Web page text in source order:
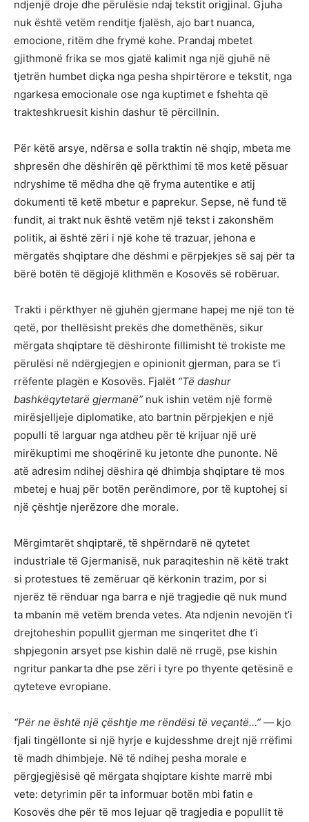
ndjenjë droje dhe përulësie ndaj tekstit origjinal. Gjuha
nuk është vetëm renditje fjalësh, ajo bart nuanca,
emocione, ritëm dhe frymë kohe. Prandaj mbetet
gjithmonë frika se mos gjatë kalimit nga një gjuhë në
tjetrën humbet diçka nga pesha shpirtërore e tekstit, nga
ngarkesa emocionale ose nga kuptimet e fshehta që
trakteshkruesit kishin dashur të përcillnin.
Për këtë arsye, ndërsa e solla traktin në shqip, mbeta me
shpresën dhe dëshirën që përkthimi të mos ketë pësuar
ndryshime të mëdha dhe që fryma autentike e atij
dokumenti të ketë mbetur e paprekur. Sepse, në fund të
fundit, ai trakt nuk është vetëm një tekst i zakonshëm
politik, ai është zëri i një kohe të trazuar, jehona e
mërgatës shqiptare dhe dëshmi e përpjekjes së saj për ta
bërë botën të dëgjojë klithmën e Kosovës së robëruar.
Trakti i përkthyer në gjuhën gjermane hapej me një ton të
qetë, por thellësisht prekës dhe domethënës, sikur
mërgata shqiptare të dëshironte fillimisht të trokiste me
përulësi në ndërgjegjen e opinionit gjerman, para se t’i
rrëfente plagën e Kosovës. Fjalët “Të dashur
bashkëqytetarë gjermanë” nuk ishin vetëm një formë
mirësjelljeje diplomatike, ato bartnin përpjekjen e një
populli të larguar nga atdheu për të krijuar një urë
mirëkuptimi me shoqërinë ku jetonte dhe punonte. Në
atë adresim ndihej dëshira që dhimbja shqiptare të mos
mbetej e huaj për botën perëndimore, por të kuptohej si
një çështje njerëzore dhe morale.
Mërgimtarët shqiptarë, të shpërndarë në qytetet
industriale të Gjermanisë, nuk paraqiteshin në këtë trakt
si protestues të zemëruar që kërkonin trazim, por si
njerëz të rënduar nga barra e një tragjedie që nuk mund
ta mbanin më vetëm brenda vetes. Ata ndjenin nevojën t’i
drejtoheshin popullit gjerman me sinqeritet dhe t’i
shpjegonin arsyet pse kishin dalë në rrugë, pse kishin
ngritur pankarta dhe pse zëri i tyre po thyente qetësinë e
qyteteve evropiane.
“Për ne është një çështje me rëndësi të veçantë…” — kjo
fjali tingëllonte si një hyrje e kujdesshme drejt një rrëfimi
të madh dhimbjeje. Në të ndihej pesha morale e
përgjegjësisë që mërgata shqiptare kishte marrë mbi
vete: detyrimin për ta informuar botën mbi fatin e
Kosovës dhe për të mos lejuar që tragjedia e popullit të